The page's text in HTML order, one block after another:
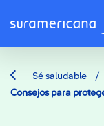
Sé saludable /
Consejos para